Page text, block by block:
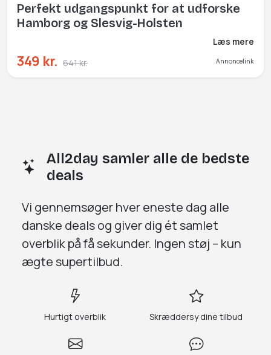
Perfekt udgangspunkt for at udforske
Hamborg og Slesvig-Holsten
Læs mere
349 kr. 641 kr. Annoncelink
All2day samler alle de bedste
deals
Vi gennemsøgerhver eneste dag alle
danske deals og giver dig ét samlet
overblik på få sekunder. Ingen støj – kun
ægte supertilbud.
Hurtigt overblik Skræddersy dine tilbud